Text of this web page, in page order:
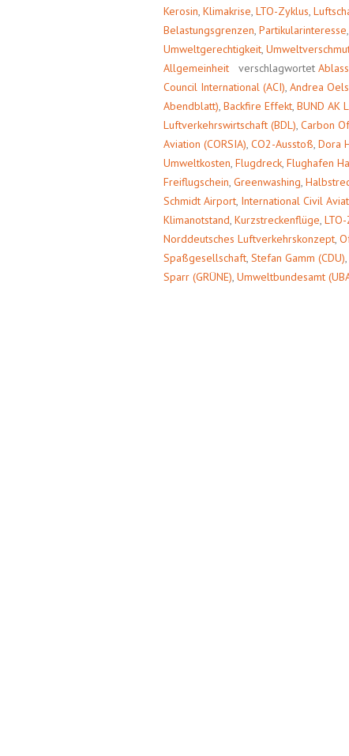
Kerosin Klimakrise LTO-Zyklus
Belastungsgrenzen Partikularinteresse
Umweltgerechtigkeit
Allgemeinheit
verschlagwortet
Council International (ACI) Andrea
Abendblatt) Backfire Effekt BUND AK
Luftverkehrswirtschaft (BDL) Carbon
Aviation (CORSIA) CO2-Ausstoß Dora
Umweltkosten Flugdreck Flughafen
Freiflugschein Greenwashing
Schmidt Airport International Civil
Klimanotstand Kurzstreckenflüge
Norddeutsches Luftverkehrskonzept
Spaßgesellschaft Stefan Gamm (CDU)
Sparr (GRÜNE) Umweltbundesamt